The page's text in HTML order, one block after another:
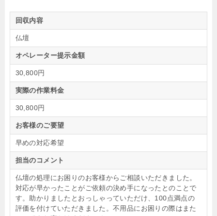
回収内容
仏壇
オペレーター提示金額
30,800円
実際の作業料金
30,800円
お客様のご要望
早めの対応希望
担当のコメント
仏壇の処理にお困りのお客様からご相談いただきました。
対応が早かったことがご依頼の決め手になったとのことで
す。助かりましたとおっしゃっていただけ、100点満点の
評価を付けていただきました。不用品にお困りの際はまた